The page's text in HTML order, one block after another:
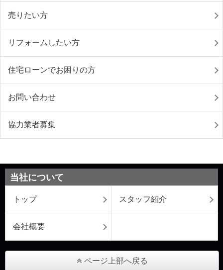
売りたい方
リフォームしたい方
住宅ローンでお困りの方
お問い合わせ
協力業者募集
当社について
トップ スタッフ紹介
会社概要
ページ上部へ戻る